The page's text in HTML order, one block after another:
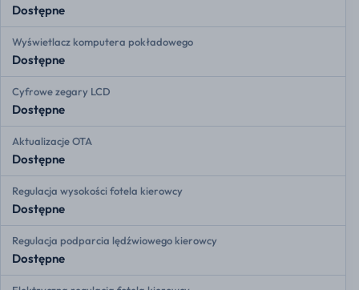
Dostępne
Wyświetlacz komputera pokładowego
Dostępne
Cyfrowe zegary LCD
Dostępne
Aktualizacje OTA
Dostępne
Regulacja wysokości fotela kierowcy
Dostępne
Regulacja podparcia lędźwiowego kierowcy
Dostępne